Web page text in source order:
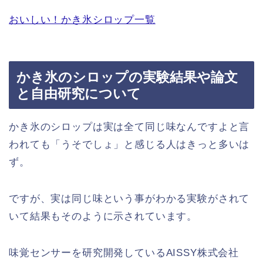
おいしい！かき氷シロップ一覧
かき氷のシロップの実験結果や論文
と自由研究について
かき氷のシロップは実は全て同じ味なんですよと言
われても「うそでしょ」と感じる人はきっと多いは
ず。
ですが、実は同じ味という事がわかる実験がされて
いて結果もそのように示されています。
味覚センサーを研究開発しているAISSY株式会社